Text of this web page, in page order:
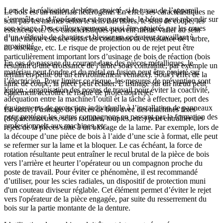
Lors de la réalisation de béton projeté, si le tuyau de l’appareil
s’emmêle ou si l'opérateur est trop proche, le béton peut rebondir sur
son visage. Des cailloux peuvent aussi être projetés par les roues
d’un véhicule de chantier et blesser un opérateur travaillant à
proximité.
En cas de passage du courant dans des pièces métalliques, le
matériau peut fondre et du métal en fusion peut être projeté sur
l’électricien. Pour limiter ce risque, les mesures de prévention sont
légion : organisation des postes de travail pour éviter la coactivité,
adéquation entre la machine/l’outil et la tâche à effectuer, port des
équipements de protection individuelle à l’installation de panneaux
pour protéger les autres compagnons en passant par la formation des
professionnels aux machines, etc.
Le bois est un matériau hétérogène. En effet, ses caractéristiques ne
sont pas les mêmes selon le sens des fibres, le sens de coupe, les
essences, etc. Ses caractéristiques peuvent même varier au sein
d’une même essence selon les conditions de croissance de l’arbre,
du stockage, etc. Le risque de projection ou de rejet peut être
particulièrement important lors d’usinage de bois de réaction (bois
résultant d’une croissance de l’arbre sous contrainte, par exemple un
terrain en pente ou un environnement venteux). Sous l’effet de la
lame de coupe, la pièce peut éclater. L’usinage sur un nœud peut
également accroître le risque de projection/rejet.
En outre, l’usinage de pièces de bois avec des machines fixes
(dégauchisseuses, scies radiales, toupies, etc.) peut entraîner des
rejets de la pièces suite à un blocage de la lame. Par exemple, lors de
la découpe d’une pièce de bois à l’aide d’une scie à format, elle peut
se refermer sur la lame et la bloquer. Le cas échéant, la force de
rotation résultante peut entraîner le recul brutal de la pièce de bois
vers l’arrière et heurter l’opérateur ou un compagnon proche du
poste de travail. Pour éviter ce phénomène, il est recommandé
d’utiliser, pour les scies radiales, un dispositif de protection muni
d'un couteau diviseur réglable. Cet élément permet d’éviter le rejet
vers l'opérateur de la pièce engagée, par suite du resserrement du
bois sur la partie montante de la denture.